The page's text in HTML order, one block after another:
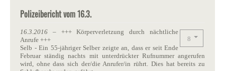
Polizeibericht vom 16.3.
16.3.2016 – +++ Körperverletzung durch nächtliche
Anrufe +++
Selb - Ein 55-jähriger Selber zeigte an, dass er seit Ende
Februar ständig nachts mit unterdrückter Rufnummer angerufen
wird, ohne dass sich der/die Anrufer/in rührt. Dies hat bereits zu